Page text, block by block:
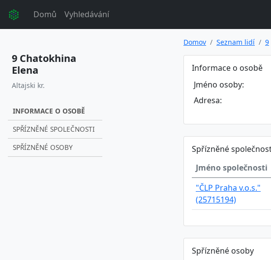
Domů Vyhledávání
9 Chatokhina
Elena
Altajski kr.
INFORMACE O OSOBĚ
SPŘÍZNĚNÉ SPOLEČNOSTI
SPŘÍZNĚNÉ OSOBY
Domov Seznam lidí 9
Informace o osobě
Jméno osoby:
Adresa:
Spřízněné
Jméno společnosti
"ČLP Praha v.o.s."
(25715194)
Spřízněné osoby